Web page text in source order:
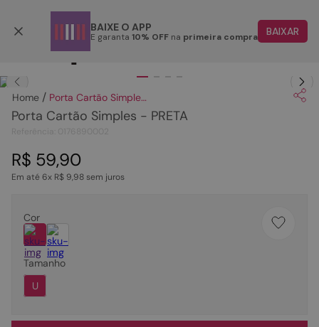
BAIXE O APP
E garanta 10% OFF na primeira compra BAIXAR
Porta Cartão Simples - PRETA
Porta Cartão Simples - PRETA
R$ 59,90
Em até6x R$ 9,98sem juros
Cor
Tamanho
U
1
2º
rasteira
4º
bota
5º
sandalia
bolsa
sapatilha
couro